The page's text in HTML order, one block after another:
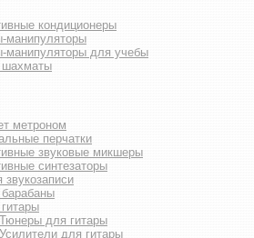
кондиционеры
манипуляторы
манипуляторы для учебы
метроном
перчатки
звуковые микшеры
синтезаторы
звукозаписи
Тюнеры для гитары
Усилители для гитары